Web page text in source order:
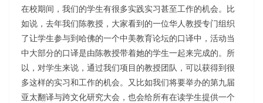
在校期间，我们的学生有很多实践实习甚至工作的机会。比
如说，去年我们陈教授，大家看到的一位华人教授专门组织
了让学生参与到哈佛的一个中美教育论坛的口译中，活动当
中大部分的口译是由陈教授带着她的学生一起来完成的。所
以，对学生来说，通过我们项目的教授团队，可以获得到很
多这样的实习和工作的机会。又比如我们将要举办的第九届
亚太翻译与跨文化研究大会，也会给所有在读学生提供一个